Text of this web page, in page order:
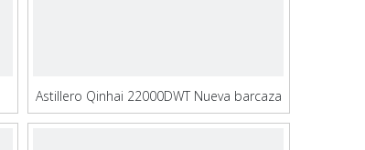
Astillero Qinhai 22000DWT Nueva barcaza
LCT a la venta